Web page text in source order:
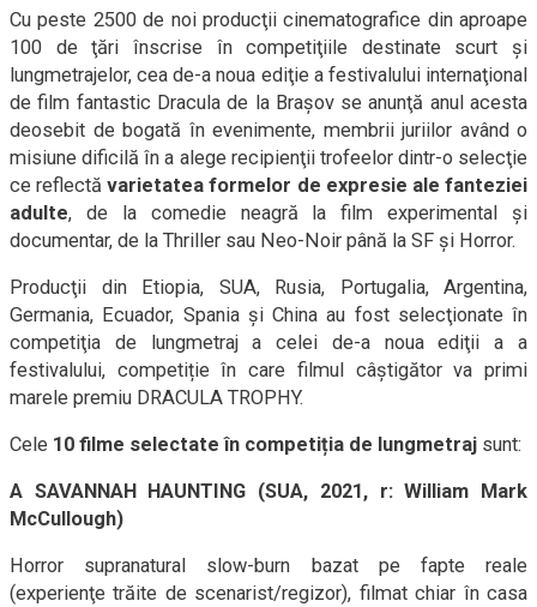
Cu peste 2500 de noi producţii cinematografice din aproape
100 de ţări înscrise în competiţiile destinate scurt şi
lungmetrajelor, cea de-a noua ediţie a festivalului internaţional
de film fantastic Dracula de la Braşov se anunţă anul acesta
deosebit de bogată în evenimente, membrii juriilor având o
misiune dificilă în a alege recipienţii trofeelor dintr-o selecţie
ce reflectăvarietatea formelor de expresie ale fanteziei
adulte, de la comedie neagră la film experimental şi
documentar, de la Thriller sau Neo-Noir până la SF şi Horror.
Producţii din Etiopia, SUA, Rusia, Portugalia, Argentina,
Germania, Ecuador, Spania și China au fost selecţionate în
competiţia de lungmetraj a celei de-a noua ediţii a a
festivalului, competiție în care filmul câștigător va primi
marele premiu DRACULA TROPHY.
Cele 10 filme selectate în competiția de lungmetraj sunt:
A SAVANNAH HAUNTING (SUA, 2021, r: William Mark
McCullough)
Horror supranatural slow-burn bazat pe fapte reale
(experienţe trăite de scenarist/regizor), filmat chiar în casa